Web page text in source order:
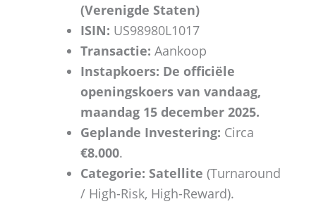
(Verenigde Staten)
ISIN: US98980L1017
Transactie: Aankoop
Instapkoers: De officiële
openingskoers van vandaag,
maandag 15 december 2025.
Geplande Investering: Circa
€8.000.
Categorie: Satellite (Turnaround
/ High-Risk, High-Reward).